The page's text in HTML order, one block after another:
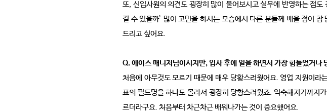
또, 신입사원의 의견도 굉장히 많이 물어보시고 실무에 반영하는 점
킬 수 있을까’ 많이 고민을 하시는 모습에서 다른 분들께 배울 점이 참
드리고 싶어요.
Q. 에이스 매니저님이시지만, 입사 후에 일을 하면서 가장 힘들었거나
처음에 아무것도 모르기 때문에 매우 당황스러웠어요. 영업 지원이
표의 필드명을 하나도 몰라서 굉장히 당황스러웠죠. 익숙해지기까지
르더라구요. 처음부터 차근차근 배워나가는 것이 중요했어요.